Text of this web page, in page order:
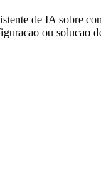
de IA sobre
ou solucao